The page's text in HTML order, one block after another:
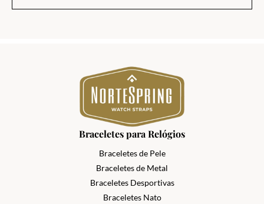
Braceletes para Relógios
Braceletes de Pele
Braceletes de Metal
Braceletes Desportivas
Braceletes Nato